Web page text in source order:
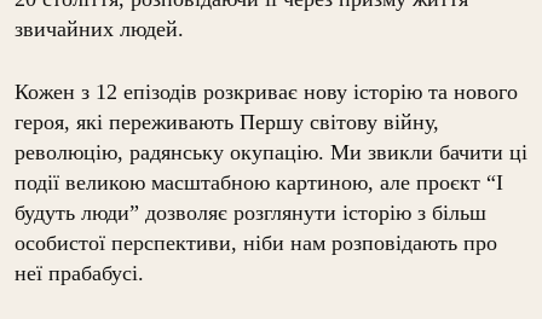
звичайних людей.
Кожен з 12 епізодів розкриває нову історію та нового
героя, які переживають Першу світову війну,
революцію, радянську окупацію. Ми звикли бачити ці
події великою масштабною картиною, але проєкт “І
будуть люди” дозволяє розглянути історію з більш
особистої перспективи, ніби нам розповідають про
неї прабабусі.